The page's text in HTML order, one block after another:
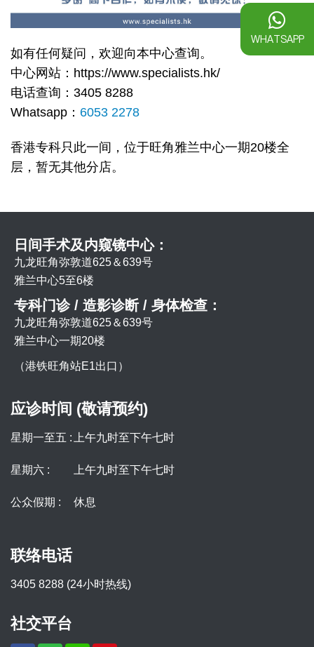
如有任何疑问，欢迎向本中心查询。
中心网站：https://www.specialists.hk/
电话查询：3405 8288
Whatsapp： 6053 2278
香港专科只此一间，位于旺角雅兰中心一期20楼全
层，暂无其他分店。
日间手术及内窥镜中心：
九龙旺角弥敦道625＆639号
雅兰中心5至6楼
专科门诊 / 造影诊断 / 身体检查：
九龙旺角弥敦道625＆639号
雅兰中心一期20楼
（港铁旺角站E1出口）
应诊时间 (敬请预约)
星期一至五 : 上午九时至下午七时
星期六 : 上午九时至下午七时
公众假期 : 休息
联络电话
3405 8288 (24小时热线)
社交平台
WHATSAPP